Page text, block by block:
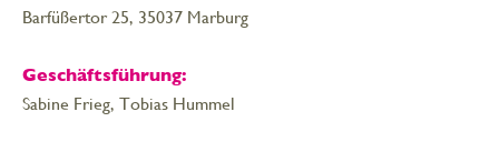
Barfüßertor 25, 35037 Marburg
Geschäftsführung:
Sabine Frieg, Tobias Hummel